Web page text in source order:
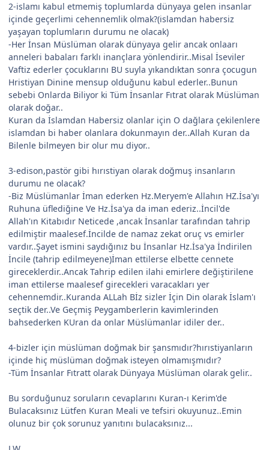
2-islamı kabul etmemiş toplumlarda dünyaya gelen insanlar
içinde geçerlimi cehennemlik olmak?(islamdan habersiz
yaşayan toplumların durumu ne olacak)
-Her İnsan Müslüman olarak dünyaya gelir ancak onlaarı
anneleri babaları farklı inançlara yönlendirir..Misal İseviler
Vaftiz ederler çocuklarını BU suyla yıkandıktan sonra çocugun
Hristiyan Dinine mensup olduğunu kabul ederler..Bunun
sebebi Onlarda Biliyor ki Tüm İnsanlar Fıtrat olarak Müslüman
olarak doğar..
Kuran da İslamdan Habersiz olanlar için O dağlara çekilenlere
islamdan bi haber olanlara dokunmayın der..Allah Kuran da
Bilenle bilmeyen bir olur mu diyor..
3-edison,pastör gibi hırıstiyan olarak doğmuş insanların
durumu ne olacak?
-Biz Müslümanlar İman ederken Hz.Meryem'e Allahın HZ.İsa'yı
Ruhuna üflediğine Ve Hz.İsa'ya da iman ederiz..İncil'de
Allah'ın Kitabıdır Neticede ,ancak İnsanlar tarafından tahrip
edilmiştir maalesef.İncilde de namaz zekat oruç vs emirler
vardır..Şayet ismini saydığınız bu İnsanlar Hz.İsa'ya İndirilen
İncile (tahrip edilmeyene)İman ettilerse elbette cennete
gireceklerdir..Ancak Tahrip edilen ilahi emirlere değiştirilene
iman ettilerse maalesef girecekleri varacakları yer
cehennemdir..Kuranda ALLah Bİz sizler İçin Din olarak İslam'ı
seçtik der..Ve Geçmiş Peygamberlerin kavimlerinden
bahsederken KUran da onlar Müslümanlar idiler der..
4-bizler için müslüman doğmak bir şansmıdır?hırıstiyanların
içinde hiç müslüman doğmak isteyen olmamışmıdır?
-Tüm İnsanlar Fıtratt olarak Dünyaya Müslüman olarak gelir..
Bu sorduğunuz soruların cevaplarını Kuran-ı Kerim'de
Bulacaksınız Lütfen Kuran Meali ve tefsiri okuyunuz..Emin
olunuz bir çok sorunuz yanıtını bulacaksınız...